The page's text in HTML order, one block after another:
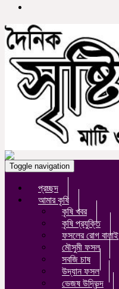
Toggle navigation
প্রচ্ছদ
আমার কৃষি
কৃষি খবর
কৃষি প্রযুক্তি
ফসলের রোগ বালাই
মৌসুমী ফসল
সবজি চাষ
উদ্যান ফসল
ভেজষ উদ্ভিদ